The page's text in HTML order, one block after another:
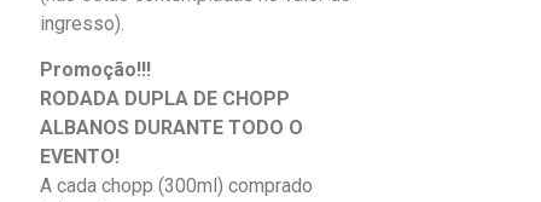
ingresso).
Promoção!!!
RODADA DUPLA DE CHOPP
ALBANOS DURANTE TODO O
EVENTO!
A cada chopp (300ml) comprado